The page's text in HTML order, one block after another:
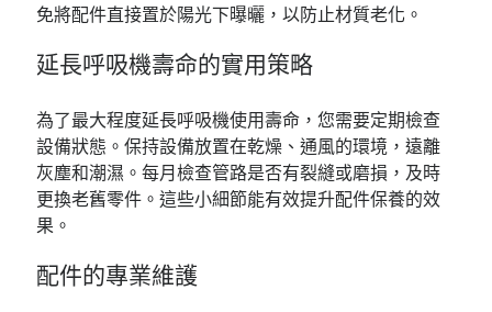
免將配件直接置於陽光下曝曬，以防止材質老化。
延長呼吸機壽命的實用策略
為了最大程度延長呼吸機使用壽命，您需要定期檢查
設備狀態。保持設備放置在乾燥、通風的環境，遠離
灰塵和潮濕。每月檢查管路是否有裂縫或磨損，及時
更換老舊零件。這些小細節能有效提升配件保養的效
果。
配件的專業維護